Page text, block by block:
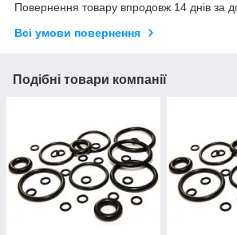
Повернення товару впродовж 14 днів за
Всі умови повернення
Подібні товари компанії